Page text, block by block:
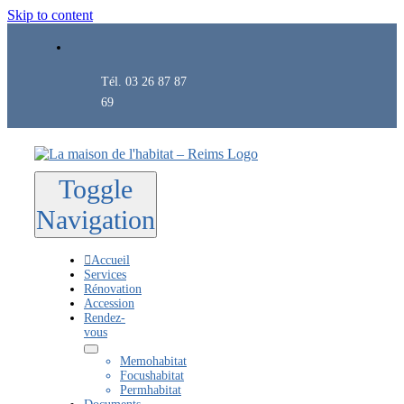
Skip to content
Tél. 03 26 87 87
69
Toggle
Navigation
Accueil
Services
Rénovation
Accession
Rendez-
vous
Memohabitat
Focushabitat
Permhabitat